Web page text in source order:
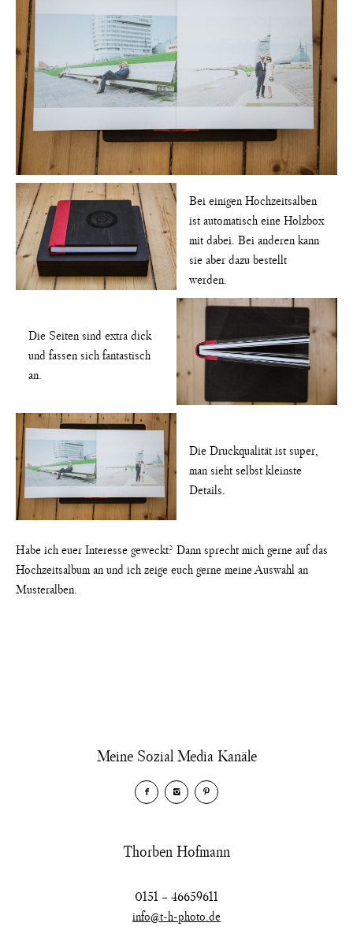
Bei einigen Hochzeitsalben
ist automatisch eine Holzbox
mit dabei. Bei anderen kann
sie aber dazu bestellt
werden.
Die Seiten sind extra dick
und fassen sich fantastisch
an.
Die Druckqualität ist super,
man sieht selbst kleinste
Details.
Habe ich euer Interesse geweckt? Dann sprecht mich gerne auf das
Hochzeitsalbum an und ich zeige euch gerne meine Auswahl an
Musteralben.
Meine Sozial Media Kanäle
Thorben Hofmann
0151 – 46659611
info@t-h-photo.de